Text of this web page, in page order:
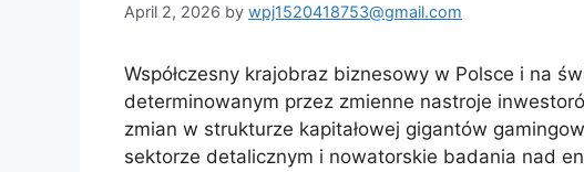
April 2, 2026 by wpj1520418753@gmail.com
Współczesny krajobraz biznesowy w Polsce i na
determinowanym przez zmienne nastroje
zmian w strukturze kapitałowej gigantów
sektorze detalicznym i nowatorskie badania nad